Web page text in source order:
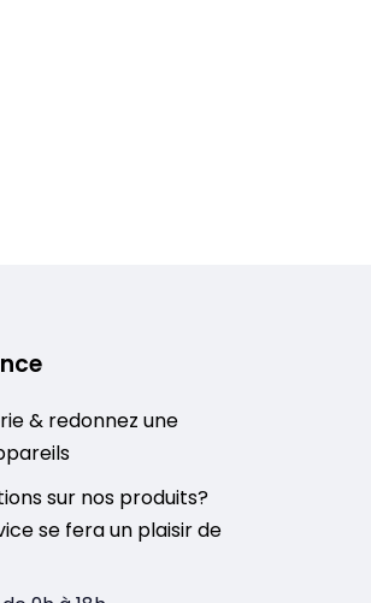
& redonnez une
sur nos produits?
se fera un plaisir de